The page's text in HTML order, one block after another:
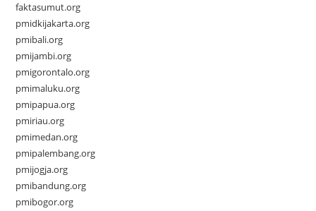
faktasumut.org
pmidkijakarta.org
pmibali.org
pmijambi.org
pmigorontalo.org
pmimaluku.org
pmipapua.org
pmiriau.org
pmimedan.org
pmipalembang.org
pmijogja.org
pmibandung.org
pmibogor.org